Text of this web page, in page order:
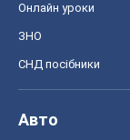
Онлайн уроки
ЗНО
СНД посібники
Авто